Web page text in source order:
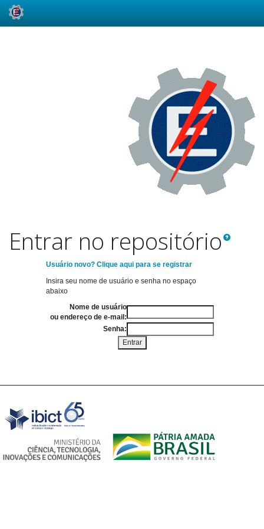
Entrar no repositório
Usuário novo? Clique aqui para se registrar
Insira seu nome de usuário e senha no espaço
abaixo
Nome de usuário
ou endereço de e-mail:
Senha: